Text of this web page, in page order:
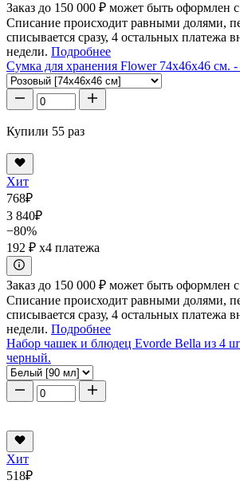
Заказ до 150 000 ₽ может быть оформлен
Списание происходит равными долями,
списывается сразу, 4 остальных платежа
недели. Подробнее
Сумка для хранения Flower 74x46x46 см. -
Купили 55 раз
Хит
768₽
3 840₽
−80%
192 ₽ x4 платежа
Заказ до 150 000 ₽ может быть оформлен
Списание происходит равными долями,
списывается сразу, 4 остальных платежа
недели. Подробнее
Набор чашек и блюдец Evorde Bella из 4
черный.
Хит
518₽